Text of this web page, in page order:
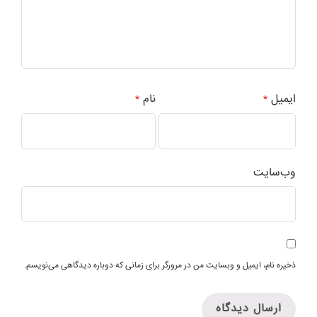
نام * ایمیل*
وب‌سایت
ذخیره نام، ایمیل و وبسایت من در مرورگر برای زمانی که دوباره دیدگاهی می‌نویسم.